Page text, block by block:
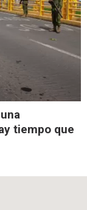
tiempo que